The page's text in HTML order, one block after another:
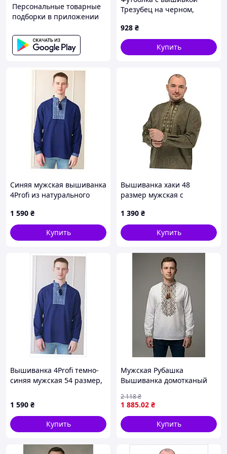
Персональные товарные
подборки в приложении
Трезубец на черном,
футболка вышиванка,
футболка с вышиванкой,
футболка вышитая Код/
928 ₴
Купить
Синяя мужская вышиванка
4Profi из натурального
1 590 ₴
Купить
Вышиванка хаки 48
размер мужская с
8MX613904
1 390 ₴
Купить
Вышиванка 4Profi темно-
синяя мужская 54 размер,
1 590 ₴
Купить
Мужская Рубашка
Вышиванка домотканый
ромб 44 46 48 50 52 54 56
58 60 Белый, 44
1 885.02 ₴
2 118₴
Купить